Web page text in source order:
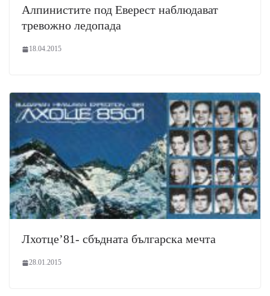
Алпинистите под Еверест наблюдават
тревожно ледопада
18.04.2015
Лхотце’81- сбъдната българска мечта
28.01.2015